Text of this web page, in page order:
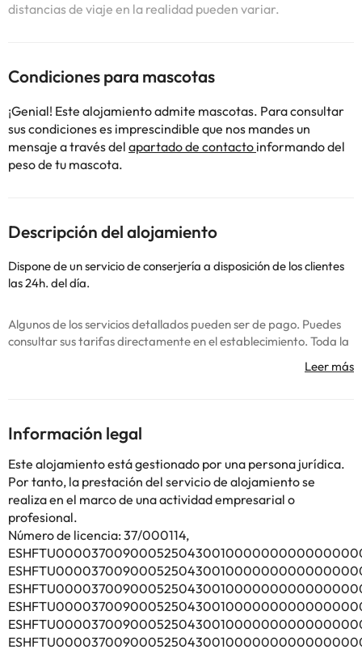
distancias de viaje en la realidad pueden variar.
Condiciones para mascotas
¡Genial! Este alojamiento admite mascotas. Para consultar
sus condiciones es imprescindible que nos mandes un
mensaje a través del apartado de contacto informando del
peso de tu mascota.
Descripción del alojamiento
Dispone de un servicio de conserjería a disposición de los clientes
las 24h. del día.
Algunos de los servicios detallados pueden ser de pago. Puedes
consultar sus tarifas directamente en el establecimiento. Toda la
información de esta ficha está sujeta a cambios por parte del
Información legal
Este alojamiento está gestionado por una persona jurídica.
Por tanto, la prestación del servicio de alojamiento se
realiza en el marco de una actividad empresarial o
profesional.
Número de licencia: 37/000114,